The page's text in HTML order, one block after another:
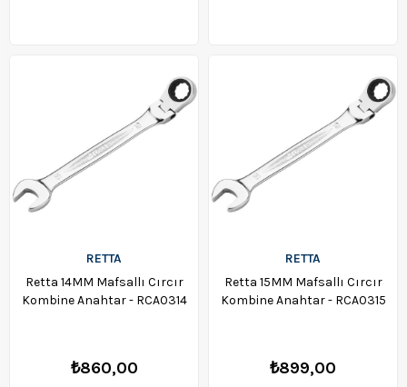
RETTA
Retta 14MM Mafsallı Cırcır
Kombine Anahtar - RCA0314
₺860,00
RETTA
Retta 15MM Mafsallı Cırcır
Kombine Anahtar - RCA0315
₺899,00